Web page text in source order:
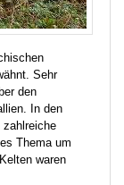
Sehr
den
In den
zahlreiche
Thema um
waren